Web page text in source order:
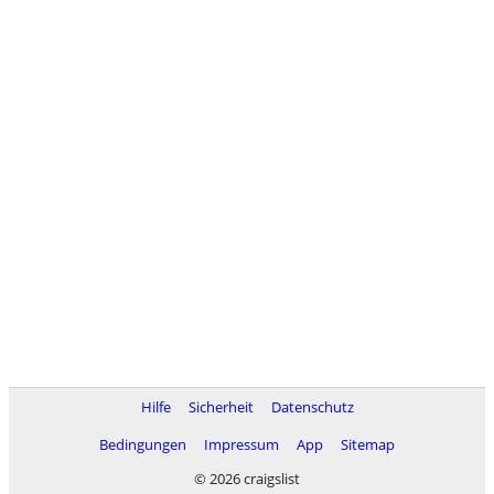
Hilfe Sicherheit
Datenschutz
Bedingungen
Impressum App
Sitemap
© 2026 craigslist